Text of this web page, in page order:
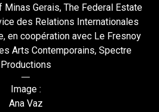
Gerais, The Federal Estate
des Relations Internationales
en coopération avec Le Fresnoy
Arts Contemporains, Spectre
Productions
Image :
Ana Vaz